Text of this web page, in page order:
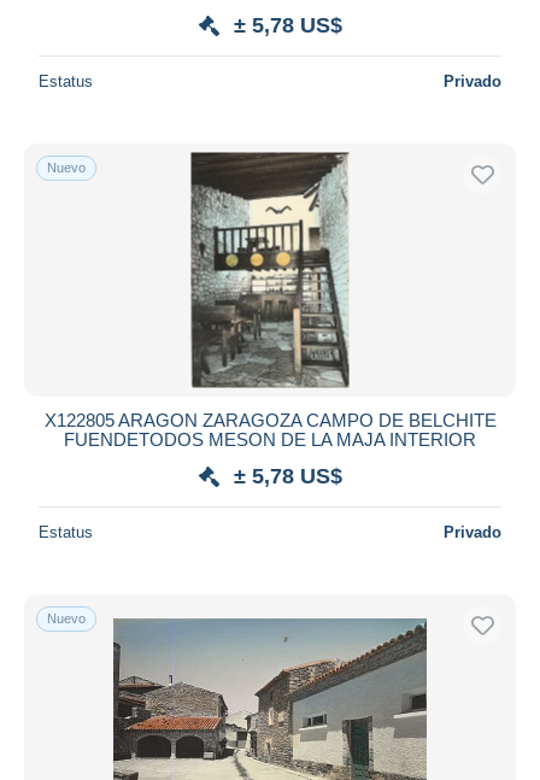
± 5,78 US$
Estatus Privado
Nuevo
X122805 ARAGON ZARAGOZA CAMPO DE BELCHITE
FUENDETODOS MESON DE LA MAJA INTERIOR
± 5,78 US$
Estatus Privado
Nuevo